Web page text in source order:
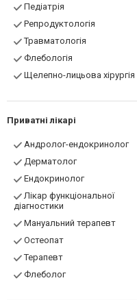
Педіатрія
Репродуктологія
Травматологія
Флебологія
Щелепно-лицьова хірургія
Приватні лікарі
Андролог-ендокринолог
Дерматолог
Ендокринолог
Лікар функціональної
діагностики
Мануальний терапевт
Остеопат
Терапевт
Флеболог